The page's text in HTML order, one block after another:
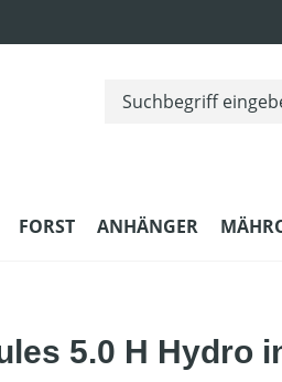
FORST ANHÄNGER
5.0 H Hydro